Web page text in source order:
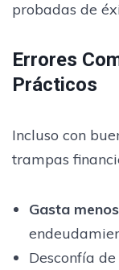
probadas de
Errores
Prácticos
Incluso con
trampas
Gasta
Desconfía